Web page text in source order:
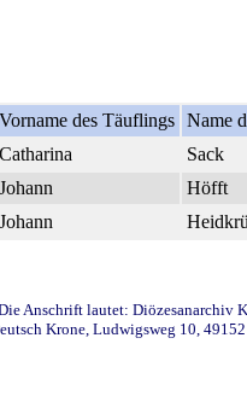
Vorname des Täuflings Name
Catharina Sack
Johann Höfft
Johann
Anschrift lautet:
Krone, Ludwigsweg 10,